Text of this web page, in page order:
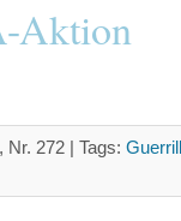
Aktion
Nr. 272 | Tags: